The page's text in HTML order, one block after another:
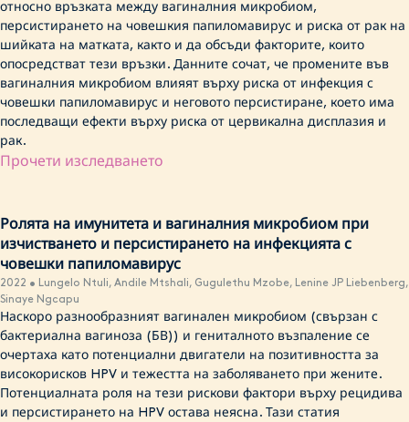
относно връзката между вагиналния микробиом,
персистирането на човешкия папиломавирус и риска от рак на
шийката на матката, както и да обсъди факторите, които
опосредстват тези връзки. Данните сочат, че промените във
вагиналния микробиом влияят върху риска от инфекция с
човешки папиломавирус и неговото персистиране, което има
последващи ефекти върху риска от цервикална дисплазия и
рак.
Прочети изследването
Ролята на имунитета и вагиналния микробиом при
изчистването и персистирането на инфекцията с
човешки папиломавирус
2022 • Lungelo Ntuli, Andile Mtshali, Gugulethu Mzobe, Lenine JP Liebenberg,
Sinaye Ngcapu
Наскоро разнообразният вагинален микробиом (свързан с
бактериална вагиноза (БВ)) и гениталното възпаление се
очертаха като потенциални двигатели на позитивността за
високорисков HPV и тежестта на заболяването при жените.
Потенциалната роля на тези рискови фактори върху рецидива
и персистирането на HPV остава неясна. Тази статия